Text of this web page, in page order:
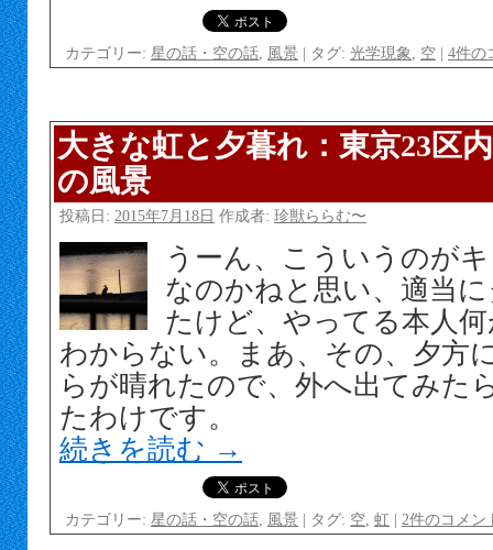
カテゴリー: 星の話・空の話 風景 | タグ: 光学現象 空 | 4件の
大きな虹と夕暮れ：東京23区
の風景
投稿日: 2015年7月18日 作成者: 珍獣ららむ〜
うーん、こういうのが
なのかねと思い、適当
たけど、やってる本人
わからない。まあ、その、夕方
らが晴れたので、外へ出てみた
たわけです。
続きを読む →
カテゴリー: 星の話・空の話 風景 | タグ: 空 虹 | 2件のコメン